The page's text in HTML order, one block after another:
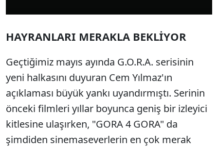
HAYRANLARI MERAKLA BEKLİYOR
Geçtiğimiz mayıs ayında G.O.R.A. serisinin
yeni halkasını duyuran Cem Yılmaz'ın
açıklaması büyük yankı uyandırmıştı. Serinin
önceki filmleri yıllar boyunca geniş bir izleyici
kitlesine ulaşırken, "GORA 4 GORA" da
şimdiden sinemaseverlerin en çok merak